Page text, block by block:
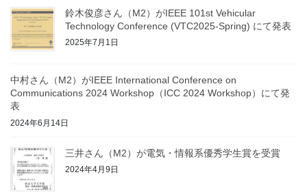
鈴木俊彦さん（M2）がIEEE 101st Vehicular
Technology Conference (VTC2025-Spring) にて発表
2025年7月1日
中村さん（M2）がIEEE International Conference on
Communications 2024 Workshop（ICC 2024 Workshop）にて発
表
2024年6月14日
三井さん（M2）が電気・情報系優秀学生賞を受賞
2024年4月9日